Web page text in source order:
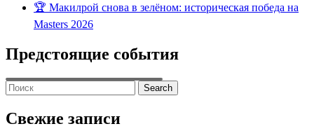
🏆 Макилрой снова в зелёном: историческая победа на
Masters 2026
Предстоящие события
Search
for:
Свежие записи